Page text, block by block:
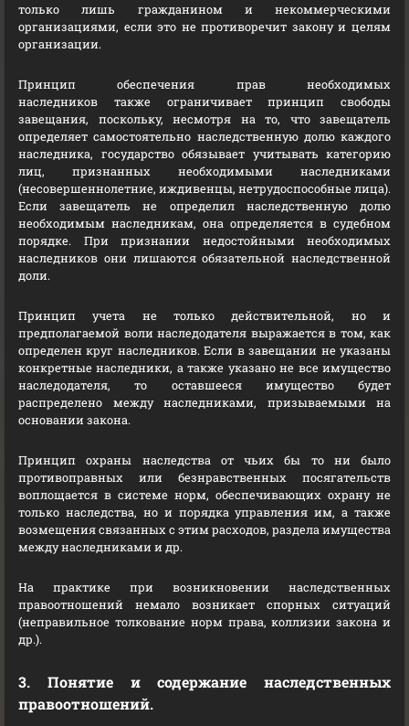
только лишь гражданином и некоммерческими
организациями, если это не противоречит закону и целям
организации.
Принцип обеспечения прав необходимых
наследников также ограничивает принцип свободы
завещания, поскольку, несмотря на то, что завещатель
определяет самостоятельно наследственную долю каждого
наследника, государство обязывает учитывать категорию
лиц, признанных необходимыми наследниками
(несовершеннолетние, иждивенцы, нетрудоспособные лица).
Если завещатель не определил наследственную долю
необходимым наследникам, она определяется в судебном
порядке. При признании недостойными необходимых
наследников они лишаются обязательной наследственной
доли.
Принцип учета не только действительной, но и
предполагаемой воли наследодателя выражается в том, как
определен круг наследников. Если в завещании не указаны
конкретные наследники, а также указано не все имущество
наследодателя, то оставшееся имущество будет
распределено между наследниками, призываемыми на
основании закона.
Принцип охраны наследства от чьих бы то ни было
противоправных или безнравственных посягательств
воплощается в системе норм, обеспечивающих охрану не
только наследства, но и порядка управления им, а также
возмещения связанных с этим расходов, раздела имущества
между наследниками и др.
На практике при возникновении наследственных
правоотношений немало возникает спорных ситуаций
(неправильное толкование норм права, коллизии закона и
др.).
3. Понятие и содержание наследственных
правоотношений.